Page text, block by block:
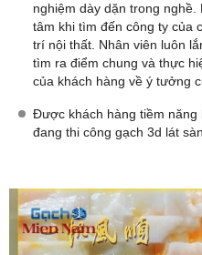
nghiệm dày dặn trong
tâm khi tìm đến công ty của
trí nội thất. Nhân viên luôn
tìm ra điểm chung và thực
của khách hàng về ý tưởng
Được khách hàng tiềm năng
đang thi công gạch 3d lát